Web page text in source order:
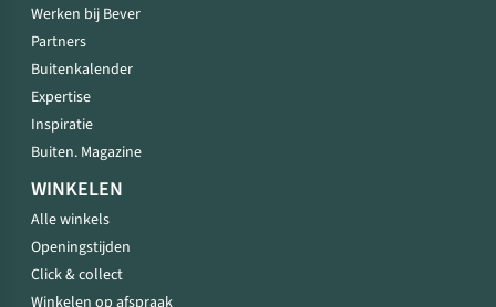
Werken bij Bever
Partners
Buitenkalender
Expertise
Inspiratie
Buiten. Magazine
WINKELEN
Alle winkels
Openingstijden
Click & collect